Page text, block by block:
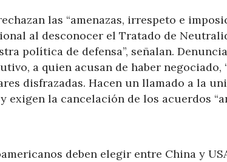
las “amenazas, irrespeto e
al desconocer el Tratado de
política de defensa”, señalan.
a quien acusan de haber negociado,
disfrazadas. Hacen un llamado a la
la cancelación de los acuerdos
deben elegir entre China y